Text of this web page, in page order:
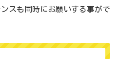
スも同時にお願いする事がで